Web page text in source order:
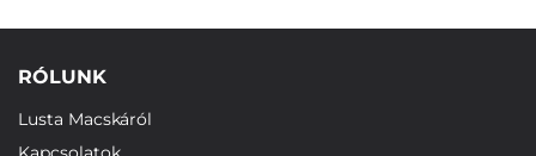
RÓLUNK
Lusta Macskáról